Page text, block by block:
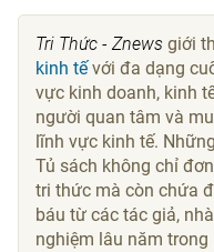
Tri Thức - Znews giới
kinh tếvới đa dạng
vực kinh doanh, kinh
người quan tâm và
lĩnh vực kinh tế.
Tủ sách không chỉ
tri thức mà còn chứa
báu từ các tác giả,
nghiệm lâu năm trong